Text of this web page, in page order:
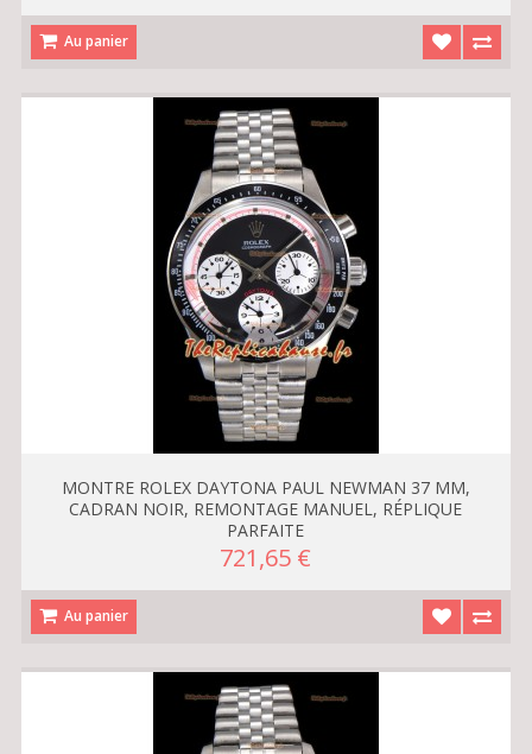
Au panier
MONTRE ROLEX DAYTONA PAUL NEWMAN 37 MM,
CADRAN NOIR, REMONTAGE MANUEL, RÉPLIQUE
PARFAITE
721,65 €
Au panier